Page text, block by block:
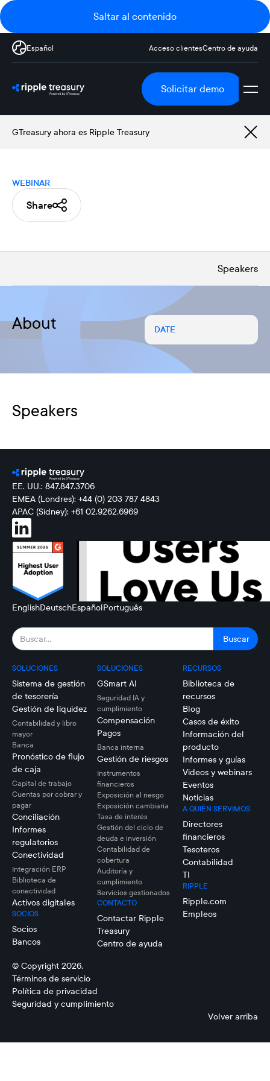
Saltar al contenido
Español Acceso clientesCentro de ayuda
Solicitar demo
GTreasury ahora es Ripple Treasury
WEBINAR
Share
Speakers
About DATE
Speakers
EE. UU.: 847.847.3706
EMEA (Londres): +44 (0) 203 787 4843
APAC (Sídney): +61 02.9262.6969
EnglishDeutschEspañolPortuguês
SOLUCIONES
Sistema de gestión
de tesorería
Gestión de liquidez
Contabilidad y libro
mayor
Banca
Pronóstico de flujo
de caja
Capital de trabajo
Cuentas por cobrar y
pagar
Conciliación
Informes
regulatorios
Conectividad
Integración ERP
Biblioteca de
conectividad
Activos digitales
SOCIOS
Socios
Bancos
SOLUCIONES
GSmart AI
Seguridad IA y
cumplimiento
Compensación
Pagos
Banca interna
Gestión de riesgos
Instrumentos
financieros
Exposición al riesgo
Exposición cambiaria
Tasa de interés
Gestión del ciclo de
deuda e inversión
Contabilidad de
cobertura
Auditoría y
cumplimiento
Servicios gestionados
CONTACTO
Contactar Ripple
Treasury
Centro de ayuda
RECURSOS
Biblioteca de
recursos
Blog
Casos de éxito
Información del
producto
Informes y guías
Videos y webinars
Eventos
Noticias
A QUIÉN SERVIMOS
Directores
financieros
Tesoteros
Contabilidad
TI
RIPPLE
Ripple.com
Empleos
© Copyright 2026.
Términos de servicio
Política de privacidad
Seguridad y cumplimiento
Volver arriba